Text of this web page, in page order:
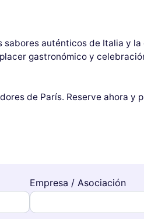
auténticos de Italia y la
gastronómico y
de París. Reserve ahora y
Empresa / Asociación